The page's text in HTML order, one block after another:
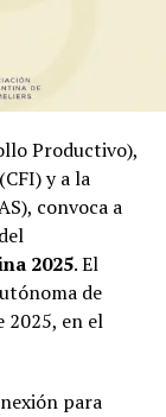
gimnasios,
que
a
físico, a
pasado pude
y se
con un
psicólogos,
y
club, una
a un grupo
través de
Productivo),
y a la
convoca a
2025. El
de
2025, en el
para